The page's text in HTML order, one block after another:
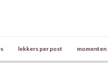
lekkers per post momenten